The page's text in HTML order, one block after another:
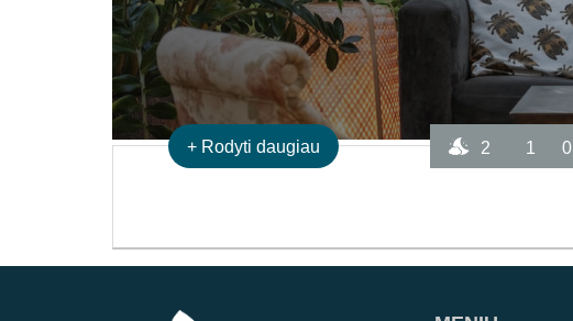
+ Rodyti daugiau 2 1 0